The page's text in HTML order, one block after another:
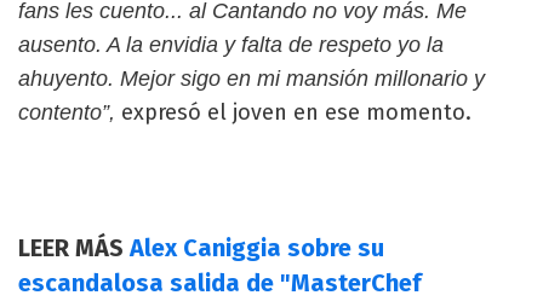
fans les cuento... al Cantando no voy más. Me
ausento. A la envidia y falta de respeto yo la
ahuyento. Mejor sigo en mi mansión millonario y
contento”, expresó el joven en ese momento.
LEER MÁS Alex Caniggia sobre su
escandalosa salida de "MasterChef